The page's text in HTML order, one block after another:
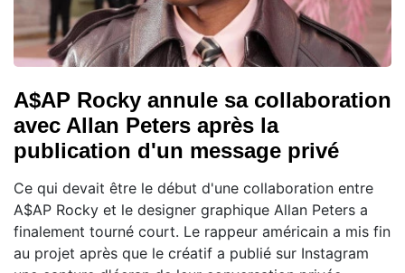
A$AP Rocky annule sa collaboration
avec Allan Peters après la
publication d'un message privé
Ce qui devait être le début d'une collaboration entre
A$AP Rocky et le designer graphique Allan Peters a
finalement tourné court. Le rappeur américain a mis fin
au projet après que le créatif a publié sur Instagram